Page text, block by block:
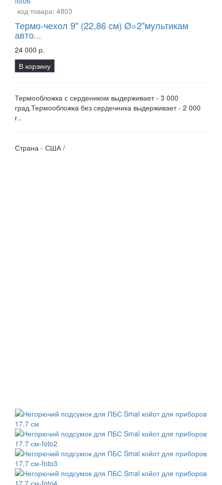
код товара: 4803
Термо-чехол 9" (22,86 см) Ø=2"мультикам
авто...
24 000 р.
В корзину
Термообложка с сердеником выдерживает - 3 000
град.Термообложка без сердечника выдерживает - 2 000
г..
Страна - США /